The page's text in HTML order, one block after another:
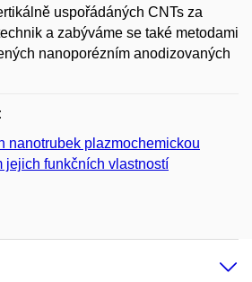
uspořádáných CNTs za
a zabýváme se také metodami
nanoporézním anodizovaných
nanotrubek plazmochemickou
jejich funkčních vlastností